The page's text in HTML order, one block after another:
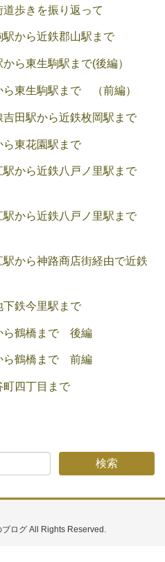
歩きを振り返って
から近鉄郡山駅まで
ら東生駒駅まで(後編）
東生駒駅まで （前編）
田駅から近鉄枚岡駅まで
東花園駅まで
から近鉄八戸ノ里駅まで
から近鉄八戸ノ里駅まで
から神路商店街経由で近鉄
鉄今里駅まで
ら鶴橋まで 後編
ら鶴橋まで 前編
四丁目まで
ログ All Rights Reserved.